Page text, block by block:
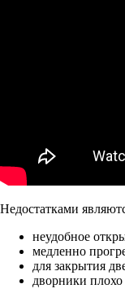
Недостатками
неудобное
медленно
для закрытия
дворники